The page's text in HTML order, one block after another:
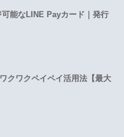
可能なLINE Payカード｜発行
クワクペイペイ活用法【最大